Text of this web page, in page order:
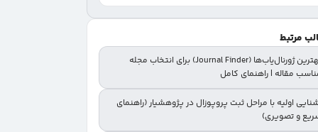
مرتبط
بهترین ژورنال‌یاب‌ها (Journal Finder) برای انتخاب مجله
مقاله | راهنمای کامل
اولیه با مراحل ثبت پروپوزال در پژوهشیار (راهنمای
و تصویری)